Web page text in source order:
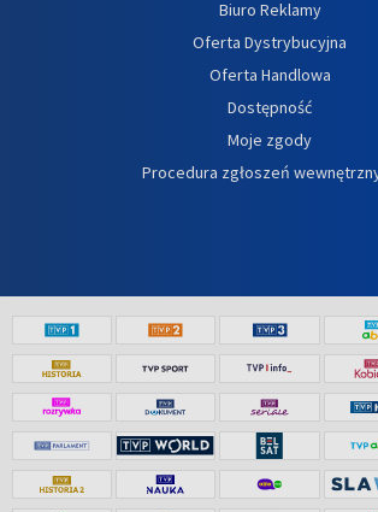
Biuro Reklamy
Oferta Dystrybucyjna
Oferta Handlowa
Dostępność
Moje zgody
Procedura zgłoszeń